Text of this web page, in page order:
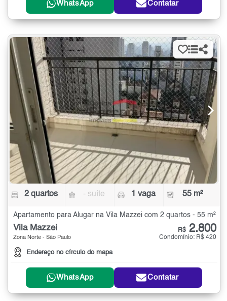
WhatsApp Contatar
2 quartos - suíte 1 vaga 55 m²
Apartamento para Alugar na Vila Mazzei com 2 quartos - 55 m²
Vila Mazzei
Zona Norte - São Paulo
Endereço no círculo do mapa
R$ 2.800
Condomínio: R$ 420
WhatsApp Contatar